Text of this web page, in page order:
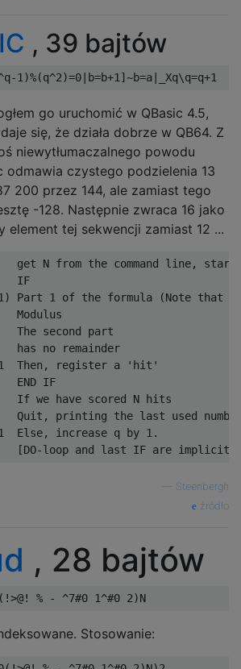
, 39 bajtów
go uruchomić w QBasic 4.5,
się, że działa dobrze w QB64. Z
niewytłumaczalnego powodu
odmawia czystego podzielenia 13
200 przez 144, ale zamiast tego
-128. Następnie zwraca 16 jako
element tej sekwencji zamiast 12 ...
N from the command line, start
IF
Part 1 of the formula (Note that
Modulus
The second part
has no remainder
Then, register a 'hit'
END IF
If we have scored N hits
Quit, printing the last used
Else, increase q by 1.
Steenbergh
źródło
, 28 bajtów
Stosowanie: